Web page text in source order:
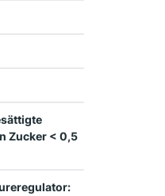
Zucker < 0,5